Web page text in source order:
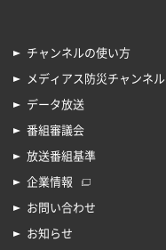
チャンネルの使い方
メディアス防災チャンネル
データ放送
番組審議会
放送番組基準
企業情報
お問い合わせ
お知らせ